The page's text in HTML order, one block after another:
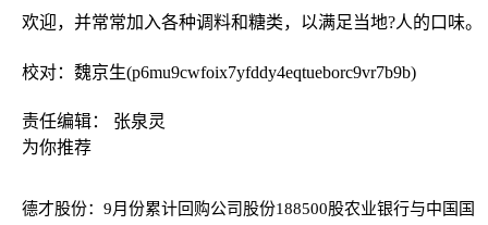
欢迎，并常常加入各种调料和糖类，以满足当地?人的口味。
校对：魏京生(p6mu9cwfoix7yfddy4eqtueborc9vr7b9b)
责任编辑： 张泉灵
为你推荐
德才股份：9月份累计回购公司股份188500股农业银行与中国国